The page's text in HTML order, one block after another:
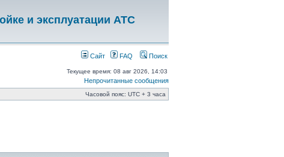
и эксплуатации АТС
Сайт FAQ Поиск
Текущее время: 08 авг 2026, 14:03
Непрочитанные сообщения
Часовой пояс: UTC + 3 часа